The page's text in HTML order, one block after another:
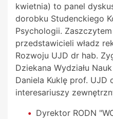
kwietnia) to panel
dorobku Studenckiego
Psychologii.
przedstawicieli władz
Rozwoju UJD dr hab.
Dziekana Wydziału
Daniela Kuklę prof. UJD
interesariuszy
Dyrektor RODN